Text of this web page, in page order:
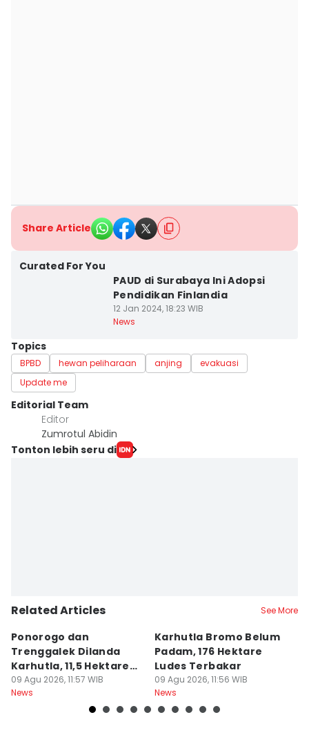
Share Article
Curated For You
PAUD di Surabaya Ini Adopsi
Pendidikan Finlandia
12 Jan 2024, 18:23 WIB
News
Topics
BPBD hewan peliharaan anjing
evakuasi
Update me
Editorial Team
Editor
Zumrotul Abidin
Tonton lebih seru di
Related Articles See More
Ponorogo dan
Trenggalek Dilanda
Karhutla, 11,5 Hektare
Terbakar
09 Agu 2026, 11:57 WIB
News
Karhutla Bromo Belum
Padam, 176 Hektare
Ludes Terbakar
09 Agu 2026, 11:56 WIB
News